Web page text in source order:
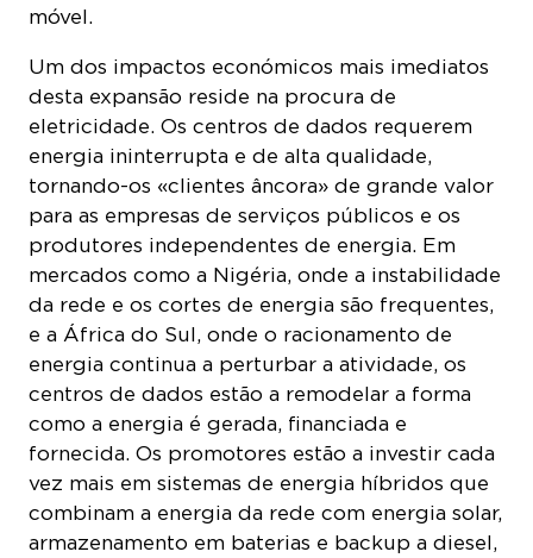
móvel.
Um dos impactos económicos mais imediatos
desta expansão reside na procura de
eletricidade. Os centros de dados requerem
energia ininterrupta e de alta qualidade,
tornando-os «clientes âncora» de grande valor
para as empresas de serviços públicos e os
produtores independentes de energia. Em
mercados como a Nigéria, onde a instabilidade
da rede e os cortes de energia são frequentes,
e a África do Sul, onde o racionamento de
energia continua a perturbar a atividade, os
centros de dados estão a remodelar a forma
como a energia é gerada, financiada e
fornecida. Os promotores estão a investir cada
vez mais em sistemas de energia híbridos que
combinam a energia da rede com energia solar,
armazenamento em baterias e backup a diesel,